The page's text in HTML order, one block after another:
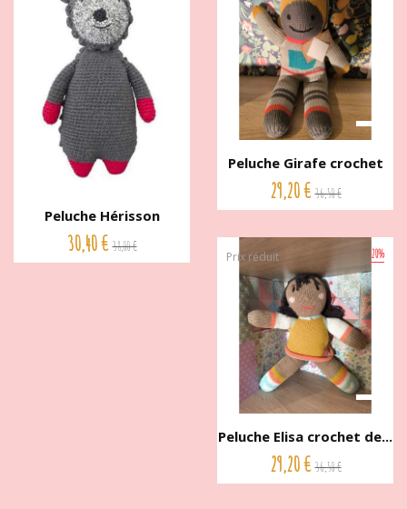
Peluche Hérisson
Woodland...
30,40 € 38,00 €
Peluche Girafe crochet
de...
29,20 € 36,50 €
-20%
Prix réduit
Peluche Elisa crochet de...
29,20 € 36,50 €